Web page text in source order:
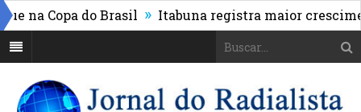
Copa do Brasil » Itabuna registra maior crescimento